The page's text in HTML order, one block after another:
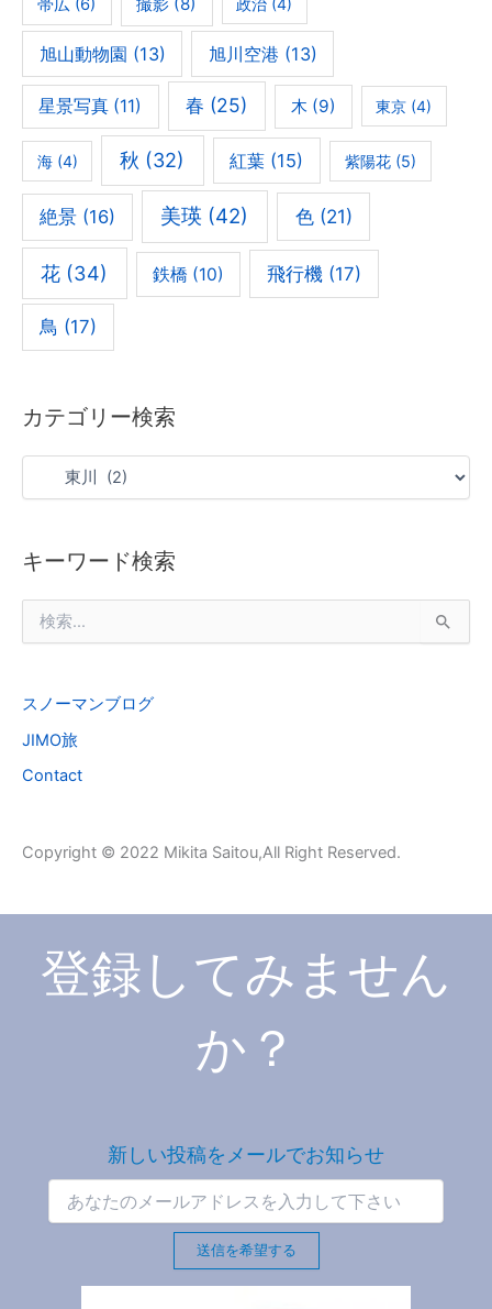
帯広 (6) 政治 (4)
旭山動物園 (13) 旭川空港 (13)
星景写真 (11) 春 (25) 木(9) 東京 (4)
海(4) 秋 (32) 紅葉 (15) 紫陽花 (5)
絶景(16) 美瑛 (42) 色(21)
花 (34) 鉄橋 (10) 飛行機(17)
鳥 (17)
カテゴリー検索
キーワード検索
索
:スノーマンブログ
JIMO旅
Contact
Copyright © 2022 Mikita Saitou,All Right Reserved.
登録してみません
か？
新しい投稿をメールでお知らせ
送信を希望する